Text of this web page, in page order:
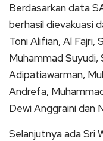
Berdasarkan data
berhasil dievakuasi
Toni Alifian, Al Fajri,
Muhammad Suyudi,
Adipatiawarman,
Andrefa,
Dewi Anggraini dan
Selanjutnya ada Sri